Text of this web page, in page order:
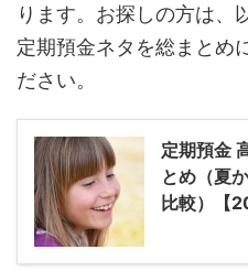
ります。お探しの方は、
定期預金ネタを総まとめ
ださい。
定期預金
とめ（夏
比較）【